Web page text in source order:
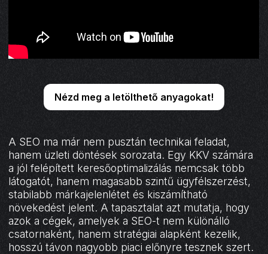
Nézd meg a letölthető anyagokat!
A SEO ma már nem pusztán technikai feladat,
hanem üzleti döntések sorozata. Egy KKV számára
a jól felépített keresőoptimalizálás nemcsak több
látogatót, hanem magasabb szintű ügyfélszerzést,
stabilabb márkajelenlétet és kiszámítható
növekedést jelent. A tapasztalat azt mutatja, hogy
azok a cégek, amelyek a SEO-t nem különálló
csatornaként, hanem stratégiai alapként kezelik,
hosszú távon nagyobb piaci előnyre tesznek szert.